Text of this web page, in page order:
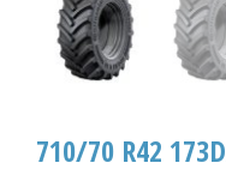
710/70 R42